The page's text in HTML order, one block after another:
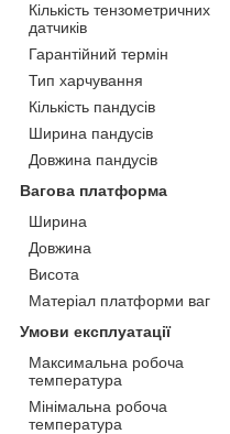
Кількість тензометричних
датчиків
Гарантійний термін
Тип харчування
Кількість пандусів
Ширина пандусів
Довжина пандусів
Вагова платформа
Ширина
Довжина
Висота
Матеріал платформи ваг
Умови експлуатації
Максимальна робоча
температура
Мінімальна робоча
температура